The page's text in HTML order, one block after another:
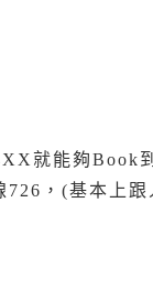
就能夠Book
，(基本上